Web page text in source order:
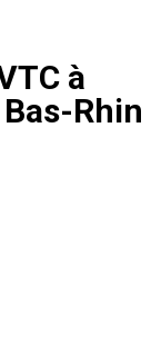
à
Rhin